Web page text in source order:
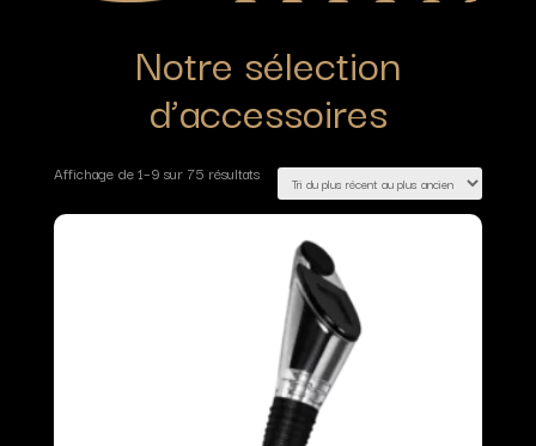
Notre sélection
d’accessoires
Affichage de 1–9 sur 75 résultats